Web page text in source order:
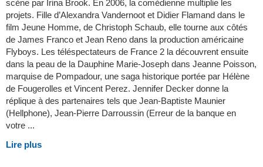
scène par Irina Brook. En 2006, la comédienne multiplie les
projets. Fille d’Alexandra Vandernoot et Didier Flamand dans le
film Jeune Homme, de Christoph Schaub, elle tourne aux côtés
de James Franco et Jean Reno dans la production américaine
Flyboys. Les téléspectateurs de France 2 la découvrent ensuite
dans la peau de la Dauphine Marie-Joseph dans Jeanne Poisson,
marquise de Pompadour, une saga historique portée par Hélène
de Fougerolles et Vincent Perez. Jennifer Decker donne la
réplique à des partenaires tels que Jean-Baptiste Maunier
(Hellphone), Jean-Pierre Darroussin (Erreur de la banque en
votre ...
Lire plus